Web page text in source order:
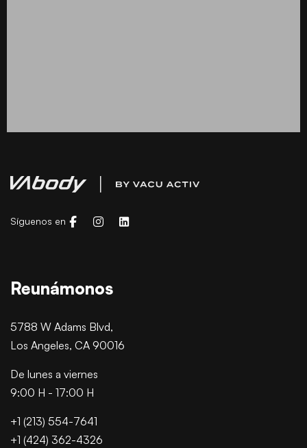
Síguenos en
Reunámonos
5788 W Adams Blvd,
Los Angeles, CA 90016
De lunes a viernes
9:00 H - 17:00 H
+1 (213) 554-7641
+1 (424) 362-4326